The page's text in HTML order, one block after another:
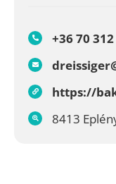
+36 70 312
https://
8413